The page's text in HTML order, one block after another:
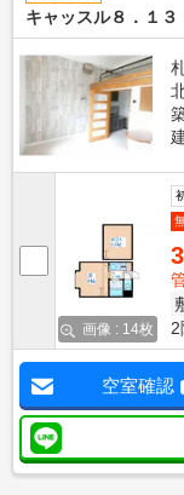
キャッスル８．１３
画像 : 14枚
3
2
空室確認